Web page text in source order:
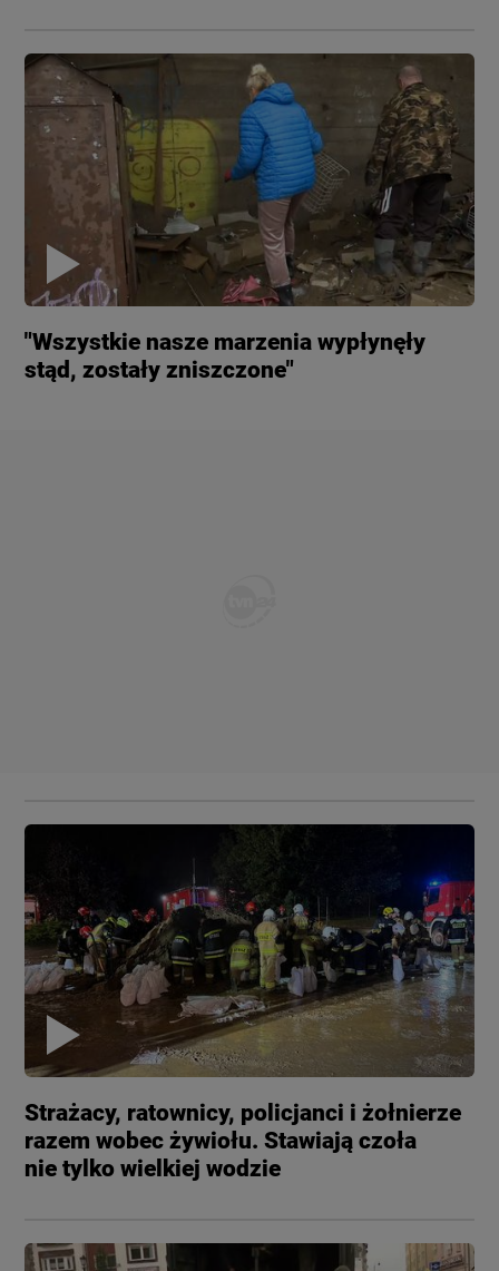
"Wszystkie nasze marzenia wypłynęły
stąd, zostały zniszczone"
Strażacy, ratownicy, policjanci i żołnierze
razem wobec żywiołu. Stawiają czoła
nie tylko wielkiej wodzie